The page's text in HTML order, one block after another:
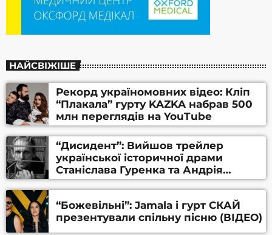
НАЙСВІЖІШЕ
Рекорд україномовних відео: Кліп
“Плакала” гурту KAZKA набрав 500
млн переглядів на YouTube
“Дисидент”: Вийшов трейлер
української історичної драми
Станіслава Гуренка та Андрія
Алфьорова (ВІДЕО)
“Божевільні”: Jamala і гурт СКАЙ
презентували спільну пісню (ВІДЕО)